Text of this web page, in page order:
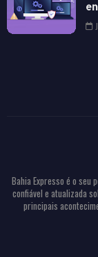
Bahia Expresso é o
confiável e atualizada
principais